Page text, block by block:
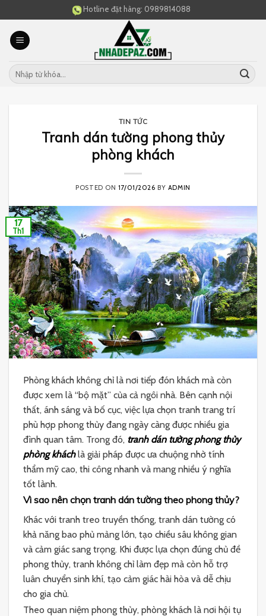
to
content
Hotline đặt hàng: 0989814088
TIN TỨC
Tranh dán tường phong thủy
phòng khách
POSTED ON 17/01/2026 BY ADMIN
17
Th1
Phòng khách không chỉ là nơi tiếp đón khách mà còn
được xem là “bộ mặt” của cả ngôi nhà. Bên cạnh nội
thất, ánh sáng và bố cục, việc lựa chọn tranh trang trí
phù hợp phong thủy đang ngày càng được nhiều gia
đình quan tâm. Trong đó, tranh dán tường phong thủy
phòng kháchlà giải pháp được ưa chuộng nhờ tính
thẩm mỹ cao, thi công nhanh và mang nhiều ý nghĩa
tốt lành.
Vì sao nên chọn tranh dán tường theo phong thủy?
Khác với tranh treo truyền thống, tranh dán tường có
khả năng bao phủ mảng lớn, tạo chiều sâu không gian
và cảm giác sang trọng. Khi được lựa chọn đúng chủ đề
phong thủy, tranh không chỉ làm đẹp mà còn hỗ trợ
luân chuyển sinh khí, tạo cảm giác hài hòa và dễ chịu
cho gia chủ.
Theo quan niệm phong thủy, phòng khách là nơi hội tụ